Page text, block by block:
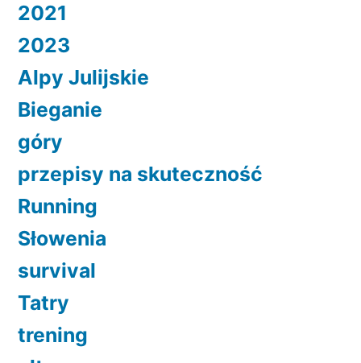
2021
2023
Alpy Julijskie
Bieganie
góry
przepisy na skuteczność
Running
Słowenia
survival
Tatry
trening